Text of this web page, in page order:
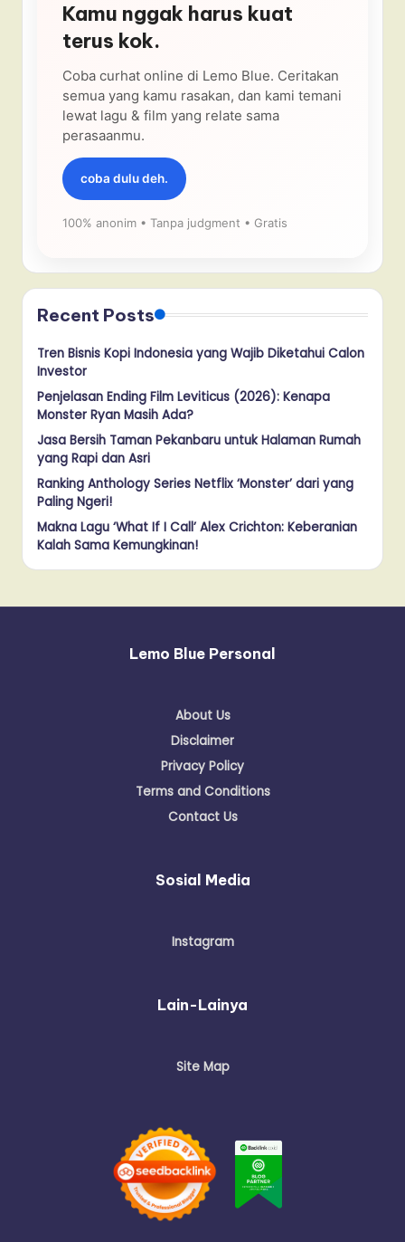
Kamu nggak harus kuat
terus kok.
Coba curhat online di Lemo Blue. Ceritakan
semua yang kamu rasakan, dan kami temani
lewat lagu & film yang relate sama
perasaanmu.
coba dulu deh.
100% anonim • Tanpa judgment • Gratis
Recent Posts
Tren Bisnis Kopi Indonesia yang Wajib Diketahui Calon
Investor
Penjelasan Ending Film Leviticus (2026): Kenapa
Monster Ryan Masih Ada?
Jasa Bersih Taman Pekanbaru untuk Halaman Rumah
yang Rapi dan Asri
Ranking Anthology Series Netflix ‘Monster’ dari yang
Paling Ngeri!
Makna Lagu ‘What If I Call’ Alex Crichton: Keberanian
Kalah Sama Kemungkinan!
Lemo Blue Personal
About Us
Disclaimer
Privacy Policy
Terms and Conditions
Contact Us
Sosial Media
Instagram
Lain-Lainya
Site Map